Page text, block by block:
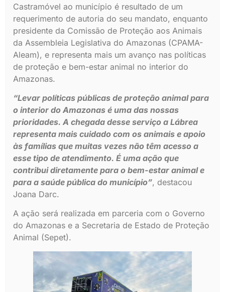
Castramóvel ao município é resultado de um
requerimento de autoria do seu mandato, enquanto
presidente da Comissão de Proteção aos Animais
da Assembleia Legislativa do Amazonas (CPAMA-
Aleam), e representa mais um avanço nas políticas
de proteção e bem-estar animal no interior do
Amazonas.
“Levar políticas públicas de proteção animal para
o interior do Amazonas é uma das nossas
prioridades. A chegada desse serviço a Lábrea
representa mais cuidado com os animais e apoio
às famílias que muitas vezes não têm acesso a
esse tipo de atendimento. É uma ação que
contribui diretamente para o bem-estar animal e
para a saúde pública do município”, destacou
Joana Darc.
A ação será realizada em parceria com o Governo
do Amazonas e a Secretaria de Estado de Proteção
Animal (Sepet).